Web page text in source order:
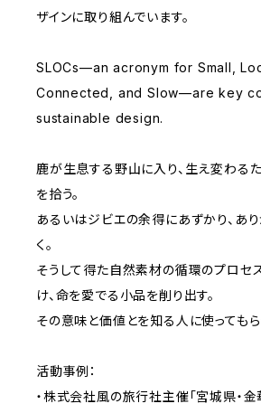
ザインに取り組んでいます。
SLOCs—an acronym for Small,
Connected, and Slow—are key
sustainable design.
鹿が生息する野山に入り、生え変わる
を拾う。
あるいはジビエの余得にあずかり、あ
く。
そうして得た自然素材の循環のプロセ
け、命を愛でる小品を削り出す。
その意味と価値とを知る人に使ってもら
活動事例：
・株式会社風の旅行社主催「宮城県・